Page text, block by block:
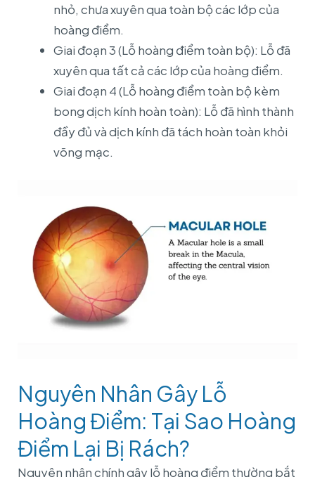
nhỏ, chưa xuyên qua toàn bộ các lớp của
hoàng điểm.
Giai đoạn 3 (Lỗ hoàng điểm toàn bộ): Lỗ đã
xuyên qua tất cả các lớp của hoàng điểm.
Giai đoạn 4 (Lỗ hoàng điểm toàn bộ kèm
bong dịch kính hoàn toàn): Lỗ đã hình thành
đầy đủ và dịch kính đã tách hoàn toàn khỏi
võng mạc.
Nguyên Nhân Gây Lỗ
Hoàng Điểm: Tại Sao Hoàng
Điểm Lại Bị Rách?
Nguyên nhân chính gây lỗ hoàng điểm thường bắt